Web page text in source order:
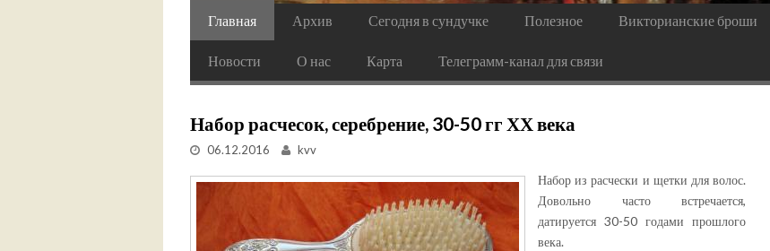
Главная Архив Сегодня в сундучке Полезное Викторианские броши
Новости О нас Карта Телеграмм-канал для связи
Набор расчесок, серебрение, 30-50 гг ХХ века
06.12.2016 kvv
Набор из расчески и щетки для волос.
Довольно часто встречается,
датируется 30-50 годами прошлого
века.